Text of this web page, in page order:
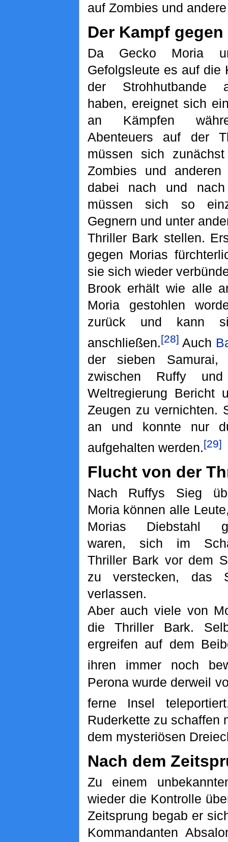
auf Zombies und
Der Kampf
Da Gecko Moria
Gefolgsleute es auf die
der Strohhutbande
haben, ereignet sich
an Kämpfen
Abenteuers auf der
müssen sich
Zombies und
dabei nach und
müssen sich so
Gegnern und unter
Thriller Bark stellen.
gegen Morias
sie sich wieder
Brook erhält wie alle
Moria gestohlen
zurück und kann
anschließen.[28] Auch
der sieben
zwischen Ruffy
Weltregierung Bericht
Zeugen zu vernichten.
an und konnte nur
aufgehalten werden.[29]
Flucht von der
Nach Ruffys Sieg
Moria können alle
Morias Diebstahl
waren, sich im
Thriller Bark vor dem
zu verstecken, das
verlassen.
Aber auch viele von
die Thriller Bark.
ergreifen auf dem
ihren immer noch
Perona wurde derweil
ferne Insel
Ruderkette zu schaffen
dem mysteriösen
Nach dem
Zu einem
wieder die Kontrolle
Zeitsprung begab er
Kommandanten